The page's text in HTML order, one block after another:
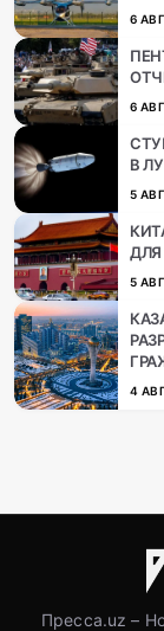
6
6
В
5
5
4
Пресса.uz –